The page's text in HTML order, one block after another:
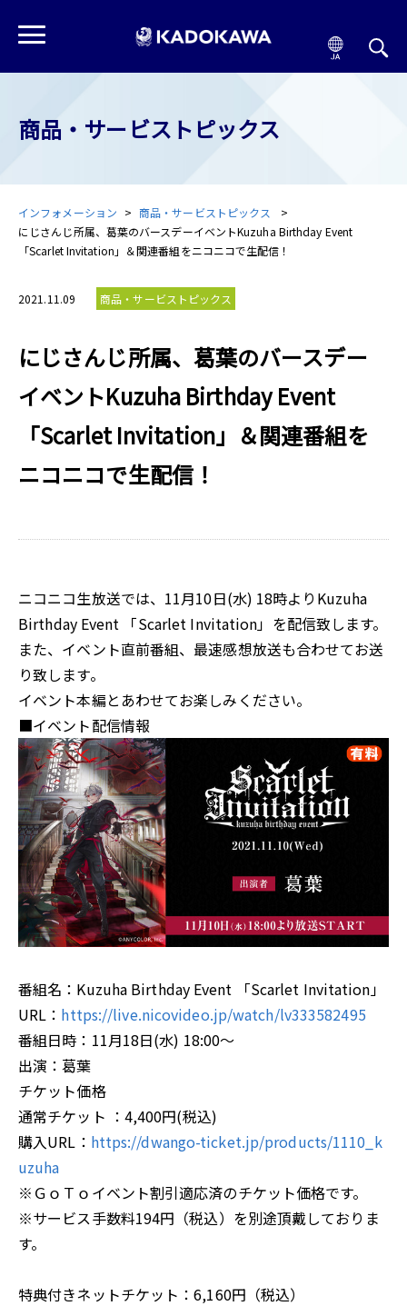
商品・サービストピックス
インフォメーション
商品・サービストピックス
にじさんじ所属、葛葉のバースデーイベントKuzuha Birthday Event
「Scarlet Invitation」＆関連番組をニコニコで生配信！
2021.11.09 商品・サービストピックス
にじさんじ所属、葛葉のバースデー
イベントKuzuha Birthday Event
「Scarlet Invitation」＆関連番組を
ニコニコで生配信！
ニコニコ生放送では、11月10日(水) 18時よりKuzuha
Birthday Event 「Scarlet Invitation」を配信致します。
また、イベント直前番組、最速感想放送も合わせてお送
り致します。
イベント本編とあわせてお楽しみください。
■イベント配信情報
番組名：Kuzuha Birthday Event 「Scarlet Invitation」
URL： https://live.nicovideo.jp/watch/lv333582495
番組日時：11月18日(水) 18:00～
出演：葛葉
チケット価格
通常チケット ：4,400円(税込)
購入URL： https://dwango-ticket.jp/products/1110_k
uzuha
※ＧｏＴｏイベント割引適応済のチケット価格です。
※サービス手数料194円（税込）を別途頂戴しておりま
す。
特典付きネットチケット：6,160円（税込）